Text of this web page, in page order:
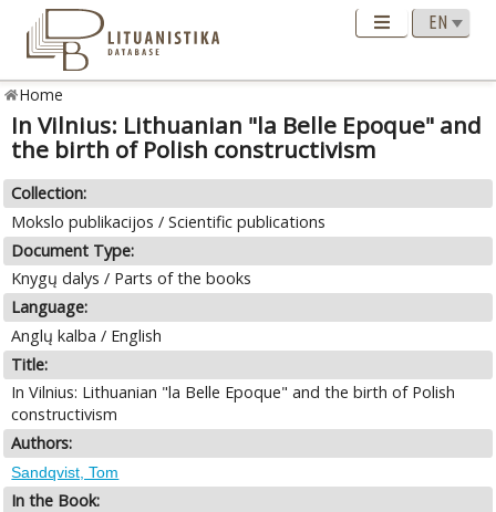
Home
In Vilnius: Lithuanian "la Belle Epoque" and
the birth of Polish constructivism
Collection:
Mokslo publikacijos / Scientific publications
Document Type:
Knygų dalys / Parts of the books
Language:
Anglų kalba / English
Title:
In Vilnius: Lithuanian "la Belle Epoque" and the birth of Polish
constructivism
Authors:
Sandqvist, Tom
In the Book: